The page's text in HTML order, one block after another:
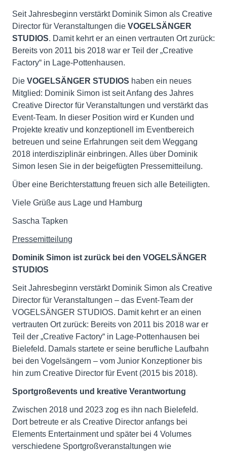
Seit Jahresbeginn verstärkt Dominik Simon als Creative
Director für Veranstaltungen die VOGELSÄNGER
STUDIOS. Damit kehrt er an einen vertrauten Ort zurück:
Bereits von 2011 bis 2018 war er Teil der „Creative
Factory“ in Lage-Pottenhausen.
Die VOGELSÄNGER STUDIOS haben ein neues
Mitglied: Dominik Simon ist seit Anfang des Jahres
Creative Director für Veranstaltungen und verstärkt das
Event-Team. In dieser Position wird er Kunden und
Projekte kreativ und konzeptionell im Eventbereich
betreuen und seine Erfahrungen seit dem Weggang
2018 interdisziplinär einbringen. Alles über Dominik
Simon lesen Sie in der beigefügten Pressemitteilung.
Über eine Berichterstattung freuen sich alle Beteiligten.
Viele Grüße aus Lage und Hamburg
Sascha Tapken
Pressemitteilung
Dominik Simon ist zurück bei den VOGELSÄNGER
STUDIOS
Seit Jahresbeginn verstärkt Dominik Simon als Creative
Director für Veranstaltungen – das Event-Team der
VOGELSÄNGER STUDIOS. Damit kehrt er an einen
vertrauten Ort zurück: Bereits von 2011 bis 2018 war er
Teil der „Creative Factory“ in Lage-Pottenhausen bei
Bielefeld. Damals startete er seine berufliche Laufbahn
bei den Vogelsängern – vom Junior Konzeptioner bis
hin zum Creative Director für Event (2015 bis 2018).
Sportgroßevents und kreative Verantwortung
Zwischen 2018 und 2023 zog es ihn nach Bielefeld.
Dort betreute er als Creative Director anfangs bei
Elements Entertainment und später bei 4 Volumes
verschiedene Sportgroßveranstaltungen wie